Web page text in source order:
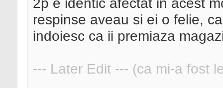
respinse aveau si ei o felie,
indoiesc ca ii premiaza
--- Later Edit --- (ca mi-a fost